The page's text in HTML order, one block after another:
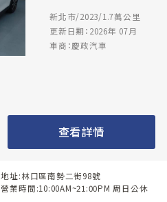
新北市/2023/1.7萬公里
更新日期：2026年 07月
車商：慶政汽車
查看詳情
地址:林口區南勢二街98號
營業時間:10:00AM~21:00PM 周日公休